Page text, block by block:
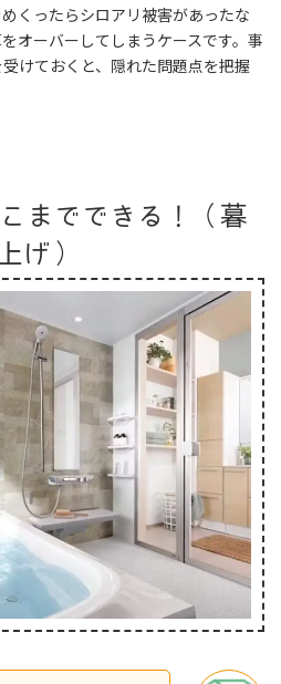
くったらシロアリ被害があったな
オーバーしてしまうケースです。事
けておくと、隠れた問題点を把握
までできる！（暮
げ）